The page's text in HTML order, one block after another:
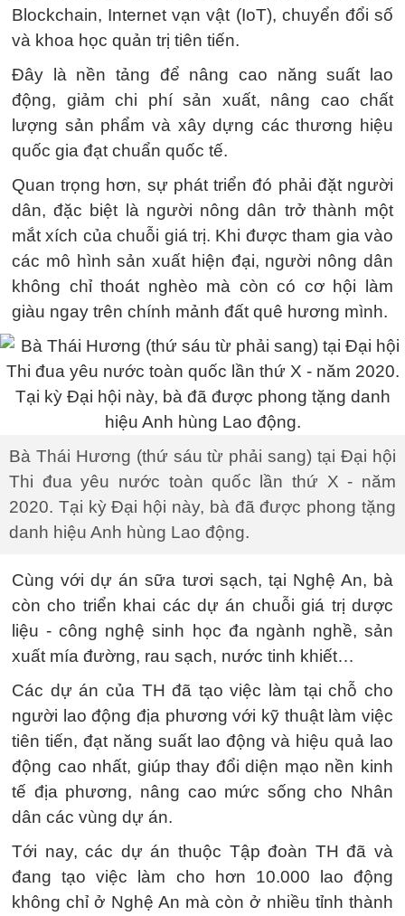
Blockchain, Internet vạn vật (IoT), chuyển đổi số
và khoa học quản trị tiên tiến.
Đây là nền tảng để nâng cao năng suất lao
động, giảm chi phí sản xuất, nâng cao chất
lượng sản phẩm và xây dựng các thương hiệu
quốc gia đạt chuẩn quốc tế.
Quan trọng hơn, sự phát triển đó phải đặt người
dân, đặc biệt là người nông dân trở thành một
mắt xích của chuỗi giá trị. Khi được tham gia vào
các mô hình sản xuất hiện đại, người nông dân
không chỉ thoát nghèo mà còn có cơ hội làm
giàu ngay trên chính mảnh đất quê hương mình.
Bà Thái Hương (thứ sáu từ phải sang) tại Đại hội
Thi đua yêu nước toàn quốc lần thứ X - năm
2020. Tại kỳ Đại hội này, bà đã được phong tặng
danh hiệu Anh hùng Lao động.
Cùng với dự án sữa tươi sạch, tại Nghệ An, bà
còn cho triển khai các dự án chuỗi giá trị dược
liệu - công nghệ sinh học đa ngành nghề, sản
xuất mía đường, rau sạch, nước tinh khiết…
Các dự án của TH đã tạo việc làm tại chỗ cho
người lao động địa phương với kỹ thuật làm việc
tiên tiến, đạt năng suất lao động và hiệu quả lao
động cao nhất, giúp thay đổi diện mạo nền kinh
tế địa phương, nâng cao mức sống cho Nhân
dân các vùng dự án.
Tới nay, các dự án thuộc Tập đoàn TH đã và
đang tạo việc làm cho hơn 10.000 lao động
không chỉ ở Nghệ An mà còn ở nhiều tỉnh thành